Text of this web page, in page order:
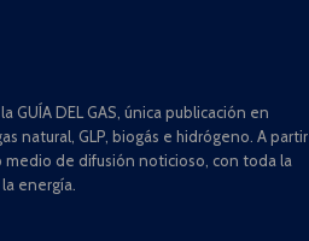
GUÍA DEL GAS, única publicación en
natural, GLP, biogás e hidrógeno. A partir
medio de difusión noticioso, con toda la
energía.